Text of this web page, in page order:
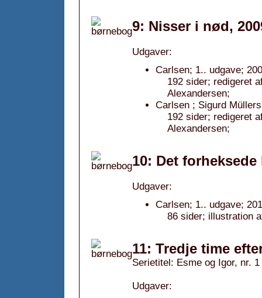
9: Nisser i nød,
Udgaver:
Carlsen; 1.. udgave;
192 sider; redigeret
Alexandersen;
Carlsen ; Sigurd
192 sider; redigeret
Alexandersen;
10: Det forheksede
Udgaver:
Carlsen; 1.. udgave;
86 sider; illustration
11: Tredje time
Serietitel: Esme og Igor, nr. 1
Udgaver: